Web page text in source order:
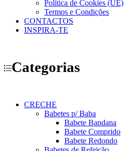
Política de Cookies (UE)
Termos e Condições
CONTACTOS
INSPIRA-TE
Categorias
CRECHE
Babetes p/ Baba
Babete Bandana
Babete Comprido
Babete Redondo